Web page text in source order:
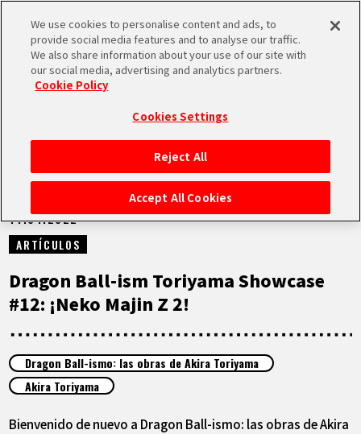
MEN
INICIO
NOTICIAS
LO MÁS DESTACADO
VÍDEOS
ARTÍCULOS
ACERCA DE
NOTICIAS
14.04.2022
ARTÍCULOS
Dragon Ball-ism Toriyama Showcase
#12: ¡Neko Majin Z 2!
Dragon Ball-ismo: las obras de Akira Toriyama
Akira Toriyama
Bienvenido de nuevo a Dragon Ball-ismo: las obras de Akira
We use cookies to personalise content and ads, to
provide social media features and to analyse our traffic.
We also share information about your use of our site with
our social media, advertising and analytics partners.
Cookie Policy
Cookies Settings
Reject All
Accept All Cookies